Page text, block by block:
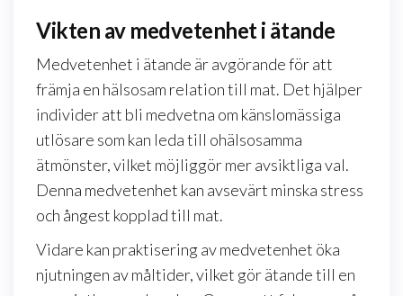
Vikten av medvetenhet i ätande
Medvetenhet i ätande är avgörande för att
främja en hälsosam relation till mat. Det hjälper
individer att bli medvetna om känslomässiga
utlösare som kan leda till ohälsosamma
ätmönster, vilket möjliggör mer avsiktliga val.
Denna medvetenhet kan avsevärt minska stress
och ångest kopplad till mat.
Vidare kan praktisering av medvetenhet öka
njutningen av måltider, vilket gör ätande till en